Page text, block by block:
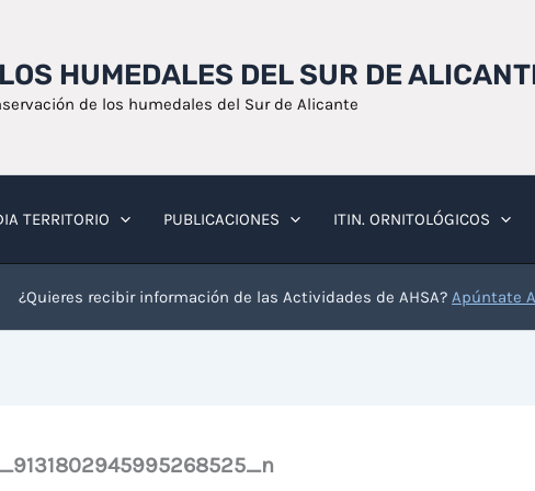
HUMEDALES DEL SUR DE
de los humedales del Sur de Alicante
TERRITORIO PUBLICACIONES ITIN. ORNITOLÓGICOS
¿Quieres recibir información de las Actividades de AHSA? Apúntate